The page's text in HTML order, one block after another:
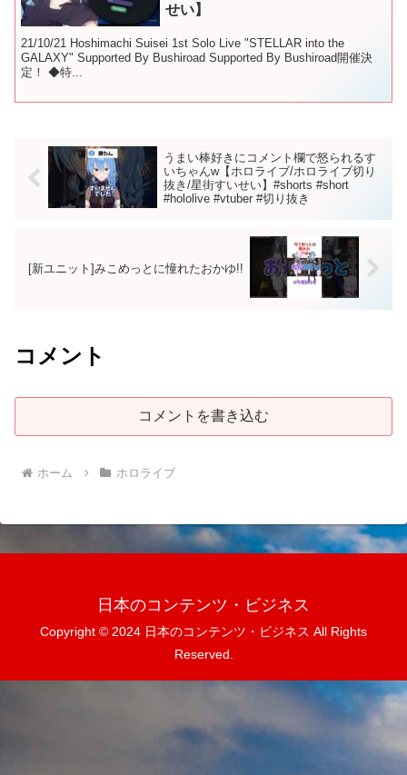
せい】
21/10/21 Hoshimachi Suisei 1st Solo Live "STELLAR into the
GALAXY" Supported By Bushiroad Supported By Bushiroad開催決
定！ ◆特...
うまい棒好きにコメント欄で怒られるす
いちゃんw【ホロライブ/ホロライブ切り
抜き/星街すいせい】#shorts #short
#hololive #vtuber #切り抜き
[新ユニット]みこめっとに憧れたおかゆ!!
コメント
コメントを書き込む
ホーム ホロライブ
日本のコンテンツ・ビジネス
Copyright © 2024 日本のコンテンツ・ビジネス All Rights
Reserved.